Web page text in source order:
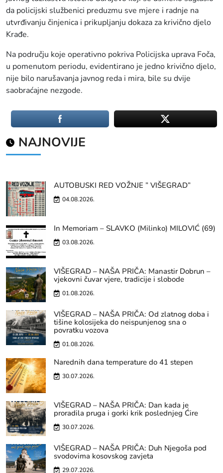
da policijski službenici preduzmu sve mjere i radnje na
utvrđivanju činjenica i prikupljanju dokaza za krivično djelo
Krađe.
Na području koje operativno pokriva Policijska uprava Foča,
u pomenutom periodu, evidentirano je jedno krivično djelo,
nije bilo narušavanja javnog reda i mira, bile su dvije
saobraćajne nezgode.
NAJNOVIJE
AUTOBUSKI RED VOŽNJE ” VIŠEGRAD”
04.08.2026.
In Memoriam – SLAVKO (Milinko) MILOVIĆ (69)
03.08.2026.
VIŠEGRAD – NAŠA PRIČA: Manastir Dobrun –
vjekovni čuvar vjere, tradicije i slobode
01.08.2026.
VIŠEGRAD – NAŠA PRIČA: Od zlatnog doba i
tišine kolosijeka do neispunjenog sna o
povratku vozova
01.08.2026.
Narednih dana temperature do 41 stepen
30.07.2026.
VIŠEGRAD – NAŠA PRIČA: Dan kada je
proradila pruga i gorki krik poslednjeg Ćire
30.07.2026.
VIŠEGRAD – NAŠA PRIČA: Duh Njegoša pod
svodovima kosovskog zavjeta
29.07.2026.